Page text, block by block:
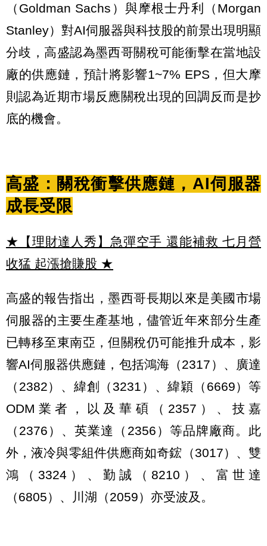
（Goldman Sachs）與摩根士丹利（Morgan
Stanley）對AI伺服器與科技股的前景出現明顯
分歧，高盛認為墨西哥關稅可能衝擊在當地設
廠的供應鏈，預計將影響1~7% EPS，但大摩
則認為近期市場反應關稅出現的回調反而是抄
底的機會。
高盛：關稅衝擊供應鏈，AI伺服器
成長受限
★【理財達人秀】急彈空手 還能補救 七月營
收猛 起漲搶賺股 ★
高盛的報告指出，墨西哥長期以來是美國市場
伺服器的主要生產基地，儘管近年來部分生產
已轉移至東南亞，但關稅仍可能推升成本，影
響AI伺服器供應鏈，包括鴻海（2317）、廣達
（2382）、緯創（3231）、緯穎（6669）等
ODM業者，以及華碩（2357）、技嘉
（2376）、英業達（2356）等品牌廠商。此
外，液冷與零組件供應商如奇鋐（3017）、雙
鴻（3324）、勤誠（8210）、富世達
（6805）、川湖（2059）亦受波及。